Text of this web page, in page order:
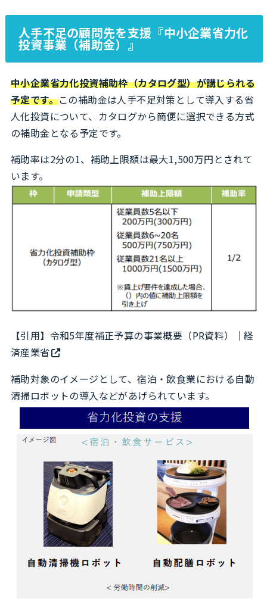
人手不足の顧問先を支援『中小企業省力化
投資事業（補助金）』
中小企業省力化投資補助枠（カタログ型）が講じられる
予定です。この補助金は人手不足対策として導入する省
人化投資について、カタログから簡便に選択できる方式
の補助金となる予定です。
補助率は2分の1、補助上限額は最大1,500万円とされて
います。
【引用】 令和5年度補正予算の事業概要（PR資料）｜経
済産業省
補助対象のイメージとして、宿泊・飲食業における自動
清掃ロボットの導入などがあげられています。